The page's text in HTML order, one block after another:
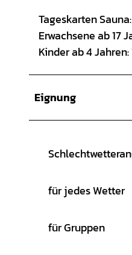
Tageskarten Sauna:
Erwachsene ab 17
Kinder ab 4
Eignung
für jedes Wetter
für Gruppen